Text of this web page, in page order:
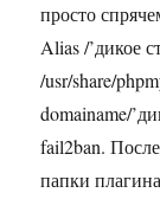
просто
Alias /’дикое
/usr/share/
domainame/
fail2ban.
папки